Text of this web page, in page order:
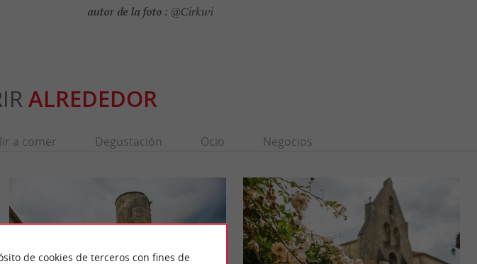
autor de la foto : @Cirkwi
ALREDEDOR
a comer Degustación Ocio Negocios
de cookies de terceros con fines de